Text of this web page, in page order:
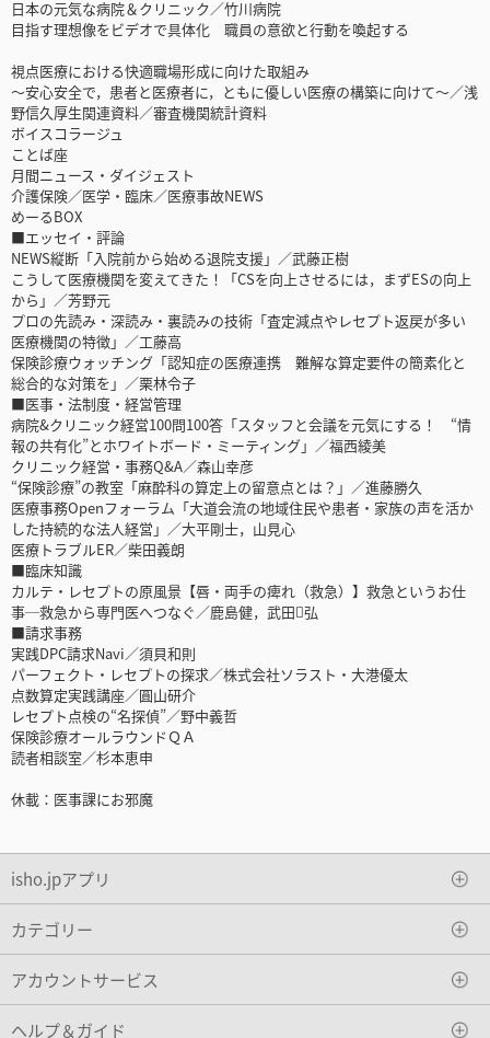
日本の元気な病院＆クリニック／竹川病院
目指す理想像をビデオで具体化 職員の意欲と行動を喚起する
視点医療における快適職場形成に向けた取組み
～安心安全で，患者と医療者に，ともに優しい医療の構築に向けて～／浅
野信久厚生関連資料／審査機関統計資料
ボイスコラージュ
ことば座
月間ニュース・ダイジェスト
介護保険／医学・臨床／医療事故NEWS
めーるBOX
■エッセイ・評論
NEWS縦断「入院前から始める退院支援」／武藤正樹
こうして医療機関を変えてきた！「CSを向上させるには，まずESの向上
から」／芳野元
プロの先読み・深読み・裏読みの技術「査定減点やレセプト返戻が多い
医療機関の特徴」／工藤高
保険診療ウォッチング「認知症の医療連携 難解な算定要件の簡素化と
総合的な対策を」／栗林令子
■医事・法制度・経営管理
病院&クリニック経営100問100答「スタッフと会議を元気にする！ “情
報の共有化”とホワイトボード・ミーティング」／福西綾美
クリニック経営・事務Q&A／森山幸彦
“保険診療”の教室「麻酔科の算定上の留意点とは？」／進藤勝久
医療事務Openフォーラム「大道会流の地域住民や患者・家族の声を活か
した持続的な法人経営」／大平剛士，山見心
医療トラブルER／柴田義朗
■臨床知識
カルテ・レセプトの原風景【唇・両手の痺れ（救急）】救急というお仕
事─救急から専門医へつなぐ／鹿島健，武田弘
■請求事務
実践DPC請求Navi／須貝和則
パーフェクト・レセプトの探求／株式会社ソラスト・大港優太
点数算定実践講座／圓山研介
レセプト点検の“名探偵”／野中義哲
保険診療オールラウンドＱＡ
読者相談室／杉本恵申
休載：医事課にお邪魔
isho.jpアプリ
カテゴリー
アカウントサービス
ヘルプ＆ガイド